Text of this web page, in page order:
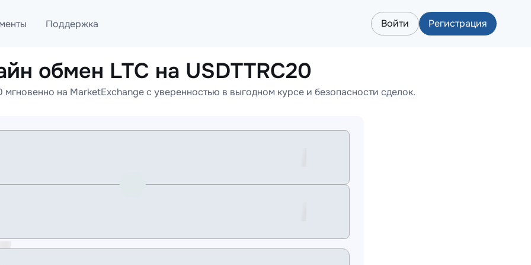
Поддержка
Telegram
Онлайн помощь
Войти Регистрация
обмен LTC на USDTTRC20
мгновенно на MarketExchange с уверенностью в выгодном курсе и безопасности сделок.